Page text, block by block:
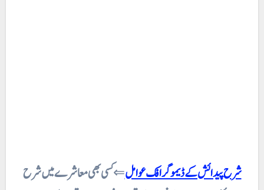
شرح پیدائش کے ڈیموگرافک عوامل⇐کسی بھی معاشرے میں شرح